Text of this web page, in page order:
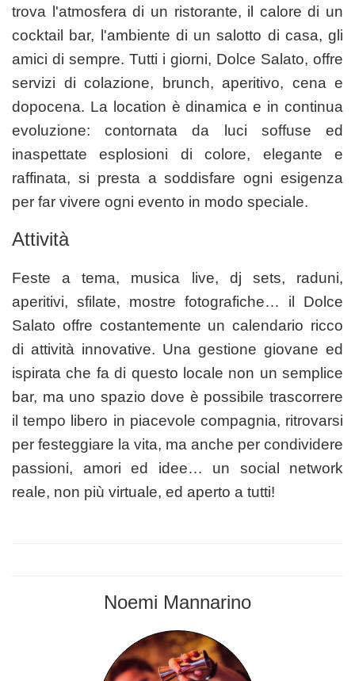
trova l'atmosfera di un ristorante, il calore di un
cocktail bar, l'ambiente di un salotto di casa, gli
amici di sempre. Tutti i giorni, Dolce Salato, offre
servizi di colazione, brunch, aperitivo, cena e
dopocena. La location è dinamica e in continua
evoluzione: contornata da luci soffuse ed
inaspettate esplosioni di colore, elegante e
raffinata, si presta a soddisfare ogni esigenza
per far vivere ogni evento in modo speciale.
Attività
Feste a tema, musica live, dj sets, raduni,
aperitivi, sfilate, mostre fotografiche… il Dolce
Salato offre costantemente un calendario ricco
di attività innovative. Una gestione giovane ed
ispirata che fa di questo locale non un semplice
bar, ma uno spazio dove è possibile trascorrere
il tempo libero in piacevole compagnia, ritrovarsi
per festeggiare la vita, ma anche per condividere
passioni, amori ed idee… un social network
reale, non più virtuale, ed aperto a tutti!
Noemi Mannarino
BARMAN